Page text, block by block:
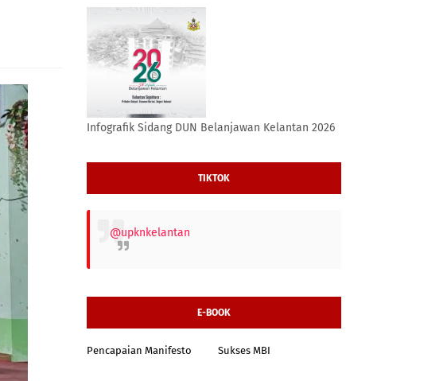
2026
Infografik Sidang DUN Belanjawan Kelantan 2026
TIKTOK
@upknkelantan
E-BOOK
Pencapaian Manifesto Sukses MBI